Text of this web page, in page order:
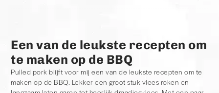
Een van de leukste recepten om
te maken op de BBQ
Pulled pork blijft voor mij een van de leukste recepten om te
maken op de BBQ. Lekker een groot stuk vlees roken en